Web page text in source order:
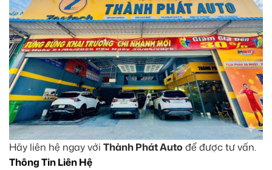
Hãy liên hệ ngay với Thành Phát Auto để được tư vấn.
Thông Tin Liên Hệ